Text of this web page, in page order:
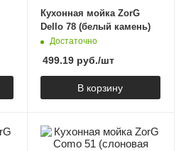
Кухонная мойка ZorG
Dello 78 (белый камень)
Достаточно
499.19руб./шт
В корзину